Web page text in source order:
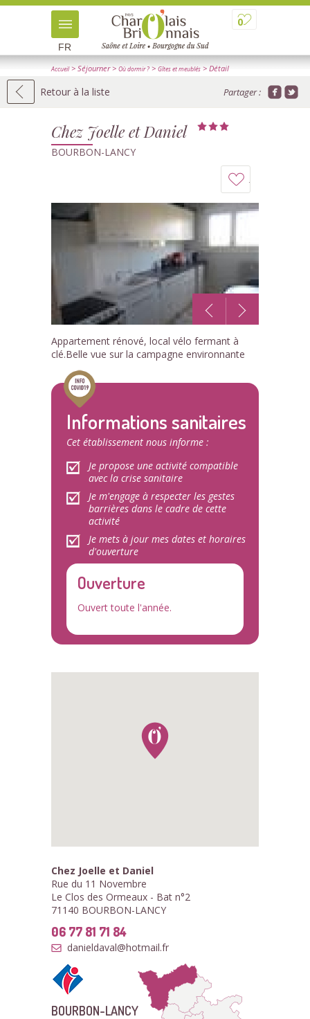
0
FR
Accueil> Séjourner> Où dormir ? > Gîtes et meublés > Détail
Retour à la liste Partager :
Chez Joelle et Daniel
BOURBON-LANCY
à
carnet
1 /7
Appartement rénové, local vélo fermant à
clé.Belle vue sur la campagne environnante
Informations sanitaires
Cet établissement nous informe :
Je propose une activité compatible
avec la crise sanitaire
Je m'engage à respecter les gestes
barrières dans le cadre de cette
activité
Je mets à jour mes dates et horaires
d'ouverture
Ouverture
Ouvert toute l'année.
Chez Joelle et Daniel
Rue du 11 Novembre
Le Clos des Ormeaux - Bat n°2
71140 BOURBON-LANCY
06 77 81 71 84
danieldaval@hotmail.fr
BOURBON-LANCY